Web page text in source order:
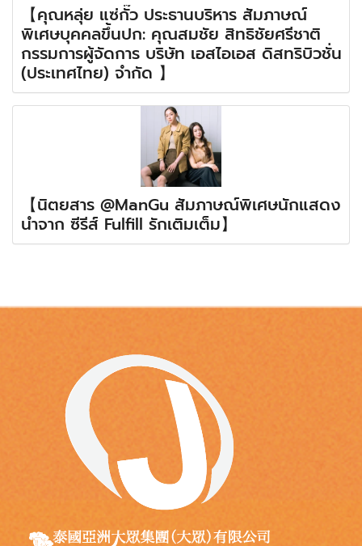
【คุณหลุ่ย แซ่กั๊ว ประธานบริหาร สัมภาษณ์
พิเศษบุคคลขึ้นปก: คุณสมชัย สิทธิชัยศรีชาติ
กรรมการผู้จัดการ บริษัท เอสไอเอส ดิสทริบิวชั่น
(ประเทศไทย) จำกัด 】
【นิตยสาร @ManGu สัมภาษณ์พิเศษนักแสดง
นำจาก ซีรีส์ Fulfill รักเติมเต็ม】